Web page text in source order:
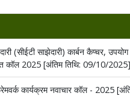
(सीईटी साझेदारी) कार्बन कैप्चर,
कॉल 2025 [अंतिम तिथि: 09/10/2025]
कार्यक्रम नवाचार कॉल - 2025